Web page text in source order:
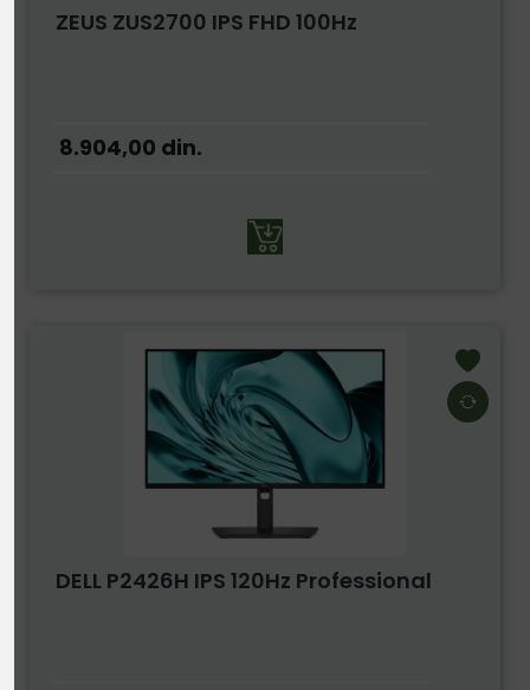
ZEUS ZUS2700 IPS FHD 100Hz
8.904,00 din.
DELL P2426H IPS 120Hz Professional